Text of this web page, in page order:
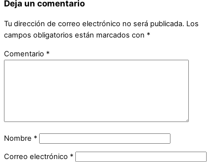
Deja un comentario
Tu dirección de correo electrónico no será publicada. Los
campos obligatorios están marcados con *
Comentario *
Nombre *
Correo electrónico *